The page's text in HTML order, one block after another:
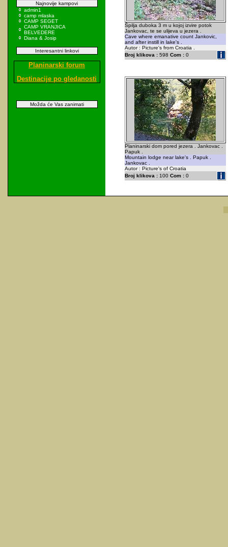
Najnovije kampovi
admin1
camp mlaska
CAMP SEGET
CAMP VRANJICA
BELVEDERE
Diana & Josip
Interesantni linkovi
Planinarski forum
Destinacije po gledanosti
Možda će Vas zanimati
Špilja duboka 3 m u kojoj izvire potok
Jankovac, te se ulijeva u jezera .
Cave where emanative count Jankovic,
and after instill in lake's .
Autor : Picture's from Croatia .
Broj klikova :598 Com :0
Planinarski dom pored jezera . Jankovac .
Papuk .
Mountain lodge near lake's . Papuk .
Jankovac .
Autor : Picture's of Croatia
Broj klikova :100 Com :0